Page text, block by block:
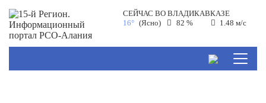
СЕЙЧАС ВОВЛАДИКАВКАЗЕ
16° (Ясно) 82 % 1.48 м/с